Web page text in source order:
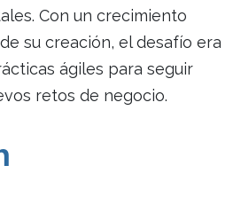
Con un crecimiento
su creación, el desafío era
ágiles para seguir
retos de negocio.